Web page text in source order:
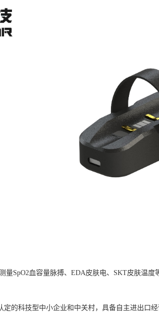
量SpO2血容量脉搏、EDA皮肤电、SKT皮肤温
定的科技型中小企业和中关村，具备自主进出口